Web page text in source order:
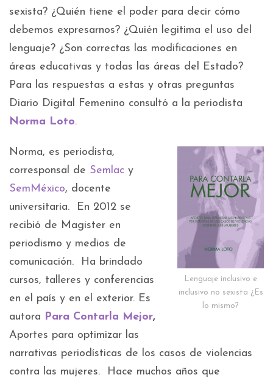
sexista? ¿Quién tiene el poder para decir cómo
debemos expresarnos? ¿Quién legitima el uso del
lenguaje? ¿Son correctas las modificaciones en
áreas educativas y todas las áreas del Estado?
Para las respuestas a estas y otras preguntas
Diario Digital Femenino consultó a la periodista
Norma Loto.
Lenguaje inclusivo e
inclusivo no sexista ¿Es
lo mismo?
Norma, es periodista,
corresponsal de Semlac y
SemMéxico, docente
universitaria. En 2012 se
recibió de Magister en
periodismo y medios de
comunicación. Ha brindado
cursos, talleres y conferencias
en el país y en el exterior. Es
autora Para Contarla Mejor,
Aportes para optimizar las
narrativas periodísticas de los casos de violencias
contra las mujeres. Hace muchos años que